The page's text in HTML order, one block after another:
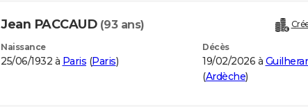
Jean PACCAUD (93 ans)
Naissance
25/06/1932 à Paris (Paris)
Décès
19/02/2026 à
(Ardèche)